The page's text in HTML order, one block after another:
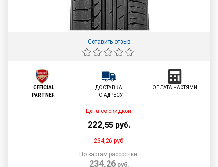
Оставить отзыв
OFFICIAL
PARTNER
ДОСТАВКА
ПО АДРЕСУ
ОПЛАТА ЧАСТЯМИ
Цена со скидкой:
222,55 руб.
234,26руб.
По картам рассрочки:
234,26руб.